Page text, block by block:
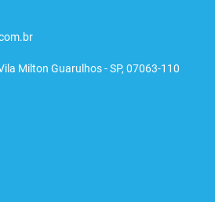
Milton Guarulhos - SP, 07063-110